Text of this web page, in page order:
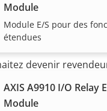
Module
Module E/S pour des
étendues
AXIS A9910 I/O Relay
Module
vendre des
devenir
des distributeurs
et de systèmes Axis.